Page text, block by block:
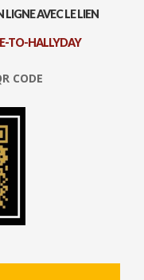
LIGNE AVEC LE LIEN
TO-HALLYDAY
CODE